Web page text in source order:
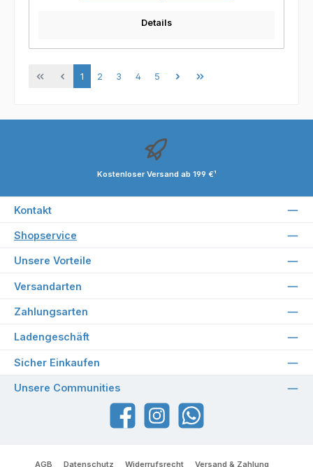
Details
Seite
1 Seite
2 Seite
3 Seite
4 Seite
5
Kostenloser Versand ab 199 €¹
Kontakt
Shopservice
Unsere Vorteile
Versandarten
Zahlungsarten
Ladengeschäft
Sicher Einkaufen
Unsere Communities
FacebookInstagramWhatsApp
AGB Datenschutz Widerrufsrecht Versand & Zahlung